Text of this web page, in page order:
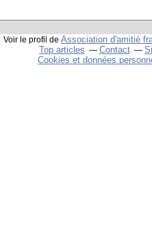
Voir le profil de Association d'amitié
Top articles Contact
Cookies et données